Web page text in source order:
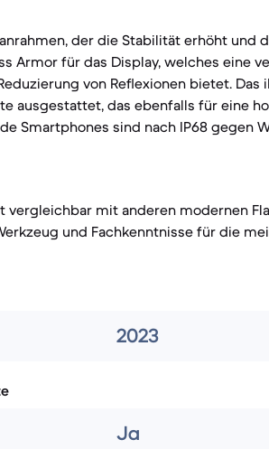
der die Stabilität erhöht und
Armor für das Display, welches eine
von Reflexionen bietet. Das
ausgestattet, das ebenfalls für eine
Smartphones sind nach IP68 gegen
vergleichbar mit anderen modernen
und Fachkenntnisse für die
2023
Ja